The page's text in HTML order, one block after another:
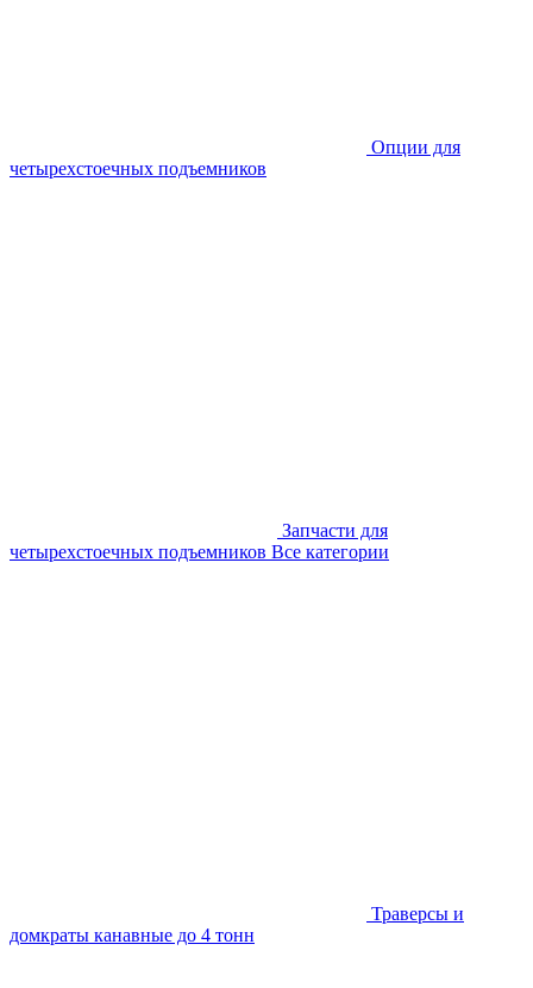
Опции для
четырехстоечных подъемников
Запчасти для
четырехстоечных подъемников Все категории
Траверсы и
домкраты канавные до 4 тонн